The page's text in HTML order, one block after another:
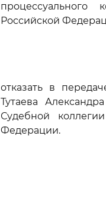
процессуального
Российской
отказать в
Тутаева
Судебной
Федерации.